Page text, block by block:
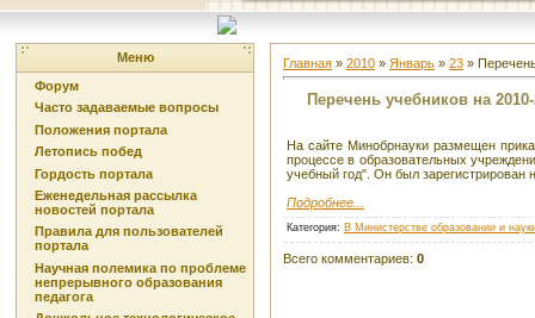
Меню
Форум
Часто задаваемые вопросы
Положения портала
Летопись побед
Гордость портала
Еженедельная рассылка
новостей портала
Правила для пользователей
портала
Научная полемика по проблеме
непрерывного образования
педагога
Главная » 2010 » Январь » 23 »
Перечень учебников на 2010-
На сайте Минобрнауки размещен
процессе в образовательных
учебный год". Он был зарегистрирован
Подробнее...
Категория: В Министерстве образовании и
Всего комментариев: 0